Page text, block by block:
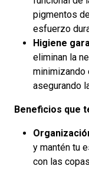
pigmentos
esfuerzo
Higiene
eliminan la
minimizando
asegurando
Beneficios que
y mantén tu
con las